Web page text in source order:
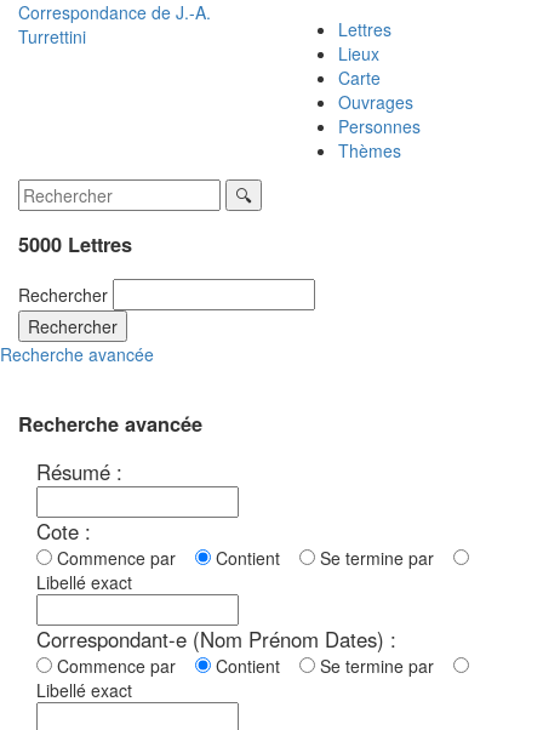
Correspondance de J.-A.
Turrettini
Lettres
Lieux
Carte
Ouvrages
Personnes
Thèmes
5000 Lettres
Rechercher
Rechercher
Recherche avancée
Recherche avancée
Résumé :
Cote :
Commence par Contient
Se termine par
Libellé exact
Correspondant-e (Nom Prénom Dates) :
Commence par Contient
Se termine par
Libellé exact